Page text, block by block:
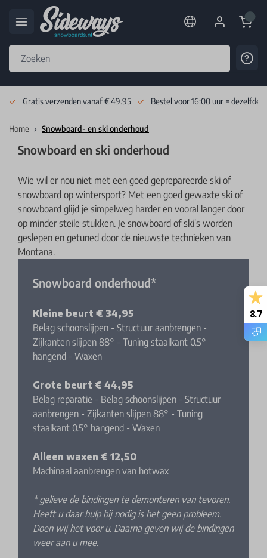
Cart
Gratis verzenden vanaf € 49.95 Bestel voor 16:00 uur = dezelfde
Home Snowboard- en ski onderhoud
Snowboard en ski onderhoud
Wie wil er nou niet met een goed geprepareerde ski of
snowboard op wintersport? Met een goed gewaxte ski of
snowboard glijd je simpelweg harder en vooral langer door
op minder steile stukken. Je snowboard of ski's worden
geslepen en getuned door de nieuwste technieken van
Montana.
Snowboard onderhoud*
Kleine beurt € 34,95
Belag schoonslijpen - Structuur aanbrengen -
Zijkanten slijpen 88° - Tuning staalkant 0.5°
hangend - Waxen
Grote beurt € 44,95
Belag reparatie - Belag schoonslijpen - Structuur
aanbrengen - Zijkanten slijpen 88° - Tuning
staalkant 0.5° hangend - Waxen
Alleen waxen € 12,50
Machinaal aanbrengen van hotwax
* gelieve de bindingen te demonteren van tevoren.
Heeft u daar hulp bij nodig is het geen probleem.
Doen wij het voor u. Daarna geven wij de bindingen
weer aan u mee.
8.7